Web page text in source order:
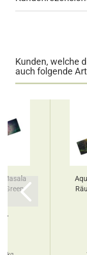
Kunden, welche
auch folgende
Masala
Green